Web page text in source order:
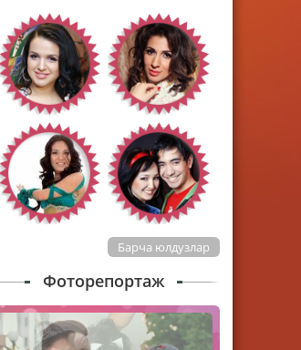
Барча юлдузлар
Фоторепортаж